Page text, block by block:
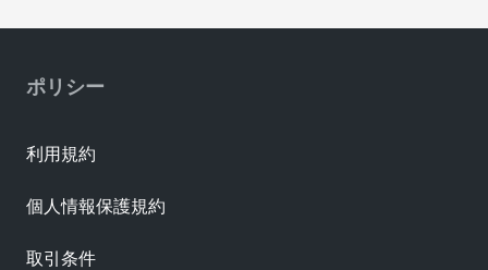
ポリシー
利用規約
個人情報保護規約
取引条件